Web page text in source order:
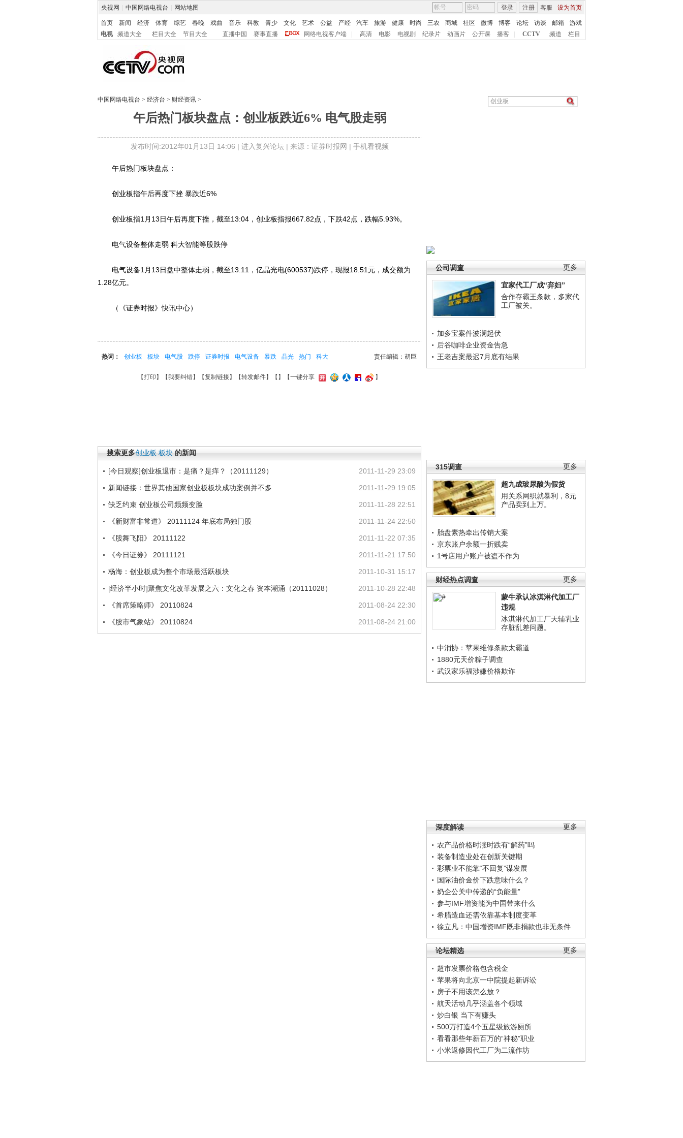
央视网 中国网络电视台 网站地图 客服 设为首页
登录 注册
首页 新闻 经济 体育 综艺 春晚 戏曲 音乐 科教 青少 文化 艺术 公益 产经 汽车 旅游 健康 时尚 三农 商城 社区 微博 博客 论坛 访谈 邮箱
游戏
电视
频道大全 栏目大全 节目大全 直播中国 赛事直播 网络电视客户端 高清 电影 电视剧 纪录片 动画片 公开课 播客 CCTV 频道 栏目
中国网络电视台 > 经济台 > 财经资讯 >
午后热门板块盘点：创业板跌近6% 电气股走弱
发布时间:2012年01月13日 14:06 | 进入复兴论坛| 来源：证券时报网 | 手机看视频
更多
公司调查
宜家代工厂成“弃妇”
合作存霸王条款，多家代
工厂被关。
加多宝案件波澜起伏
后谷咖啡企业资金告急
王老吉案最迟7月底有结果
更多
315调查
超九成玻尿酸为假货
用关系网织就暴利，8元
产品卖到上万。
胎盘素热牵出传销大案
京东账户余额一折贱卖
1号店用户账户被盗不作为
更多
财经热点调查
蒙牛承认冰淇淋代加工厂
违规
冰淇淋代加工厂天辅乳业
存脏乱差问题。
中消协：苹果维修条款太霸道
1880元天价粽子调查
武汉家乐福涉嫌价格欺诈
更多
深度解读
农产品价格时涨时跌有“解药”吗
装备制造业处在创新关键期
彩票业不能靠“不回复”谋发展
国际油价金价下跌意味什么？
奶企公关中传递的“负能量”
参与IMF增资能为中国带来什么
希腊造血还需依靠基本制度变革
徐立凡：中国增资IMF既非捐款也非无条件
更多
论坛精选
超市发票价格包含税金
苹果将向北京一中院提起新诉讼
房子不用该怎么放？
航天活动几乎涵盖各个领域
炒白银 当下有赚头
500万打造4个五星级旅游厕所
看看那些年薪百万的“神秘”职业
小米返修因代工厂为二流作坊
午后热门板块盘点：
创业板指午后再度下挫 暴跌近6%
创业板指1月13日午后再度下挫，截至13:04，创业板指报667.82点，下跌42点，跌幅5.93%。
电气设备整体走弱 科大智能等股跌停
电气设备1月13日盘中整体走弱，截至13:11，亿晶光电(600537)跌停，现报18.51元，成交额为
1.28亿元。
（《证券时报》快讯中心）
责任编辑：胡巨
热词： 创业板 板块 电气股 跌停 证券时报 电气设备 暴跌 晶光 热门 科大
【打印 】【我要纠错】【复制链接】【转发邮件】【 】 【一键分享 】
搜索更多创业板 板块 的新闻
2011-11-29 23:09
[今日观察]创业板退市：是痛？是痒？（20111129）
2011-11-29 19:05
新闻链接：世界其他国家创业板板块成功案例并不多
2011-11-28 22:51
缺乏约束 创业板公司频频变脸
2011-11-24 22:50
《新财富非常道》 20111124 年底布局独门股
2011-11-22 07:35
《股舞飞阳》 20111122
2011-11-21 17:50
《今日证券》 20111121
2011-10-31 15:17
杨海：创业板成为整个市场最活跃板块
2011-10-28 22:48
[经济半小时]聚焦文化改革发展之六：文化之春 资本潮涌（20111028）
2011-08-24 22:30
《首席策略师》 20110824
2011-08-24 21:00
《股市气象站》 20110824